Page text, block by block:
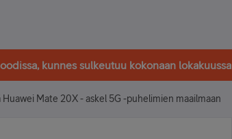
kunnes sulkeutuu kokonaan lokakuussa
Huawei Mate 20X - askel 5G -puhelimien maailmaan